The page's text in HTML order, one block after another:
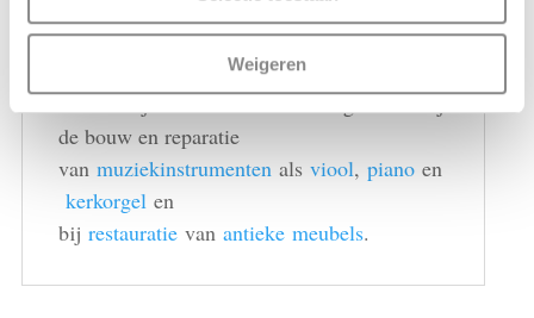
Weigeren
hogere temperatuur waarbij de lijm gaat
Beenderlijm wordt onder andere gebruikt bij
de bouw en reparatie
van muziekinstrumentenals viool, pianoen
kerkorgelen
bij restauratievan antieke meubels.